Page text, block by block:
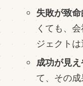
失敗が致
くても、
ジェクトは
成功が見
て、その